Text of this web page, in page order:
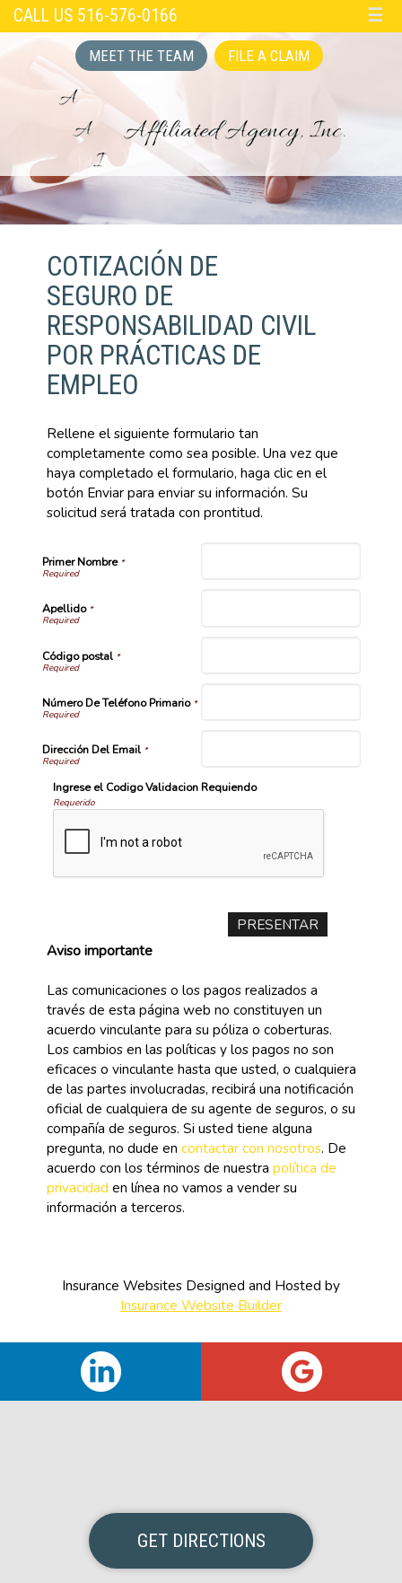
CALL US 516-576-0166 ☰
MEET THE TEAM FILE A CLAIM
COTIZACIÓN DE
SEGURO DE
RESPONSABILIDAD CIVIL
POR PRÁCTICAS DE
EMPLEO
Rellene el siguiente formulario tan
completamente como sea posible. Una vez que
haya completado el formulario, haga clic en el
botón Enviar para enviar su información. Su
solicitud será tratada con prontitud.
Primer Nombre *
Apellido*
Código postal*
Número De Teléfono Primario*
Dirección Del Email*
Ingrese el Codigo Validacion Requiendo
Requerido
Aviso importante
Las comunicaciones o los pagos realizados a
través de esta página web no constituyen un
acuerdo vinculante para su póliza o coberturas.
Los cambios en las políticas y los pagos no son
eficaces o vinculante hasta que usted, o cualquiera
de las partes involucradas, recibirá una notificación
oficial de cualquiera de su agente de seguros, o su
compañía de seguros. Si usted tiene alguna
pregunta, no dude en contactar con nosotros. De
acuerdo con los términos de nuestra política de
privacidad en línea no vamos a vender su
información a terceros.
Insurance Websites Designed and Hosted by
Insurance Website Builder
GET DIRECTIONS